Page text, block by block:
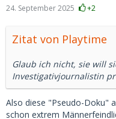
24. September 2025 +2
Zitat von Playtime
Glaub ich nicht, sie will
Investigativjournalistin
Also diese "Pseudo-Doku"
schon extrem